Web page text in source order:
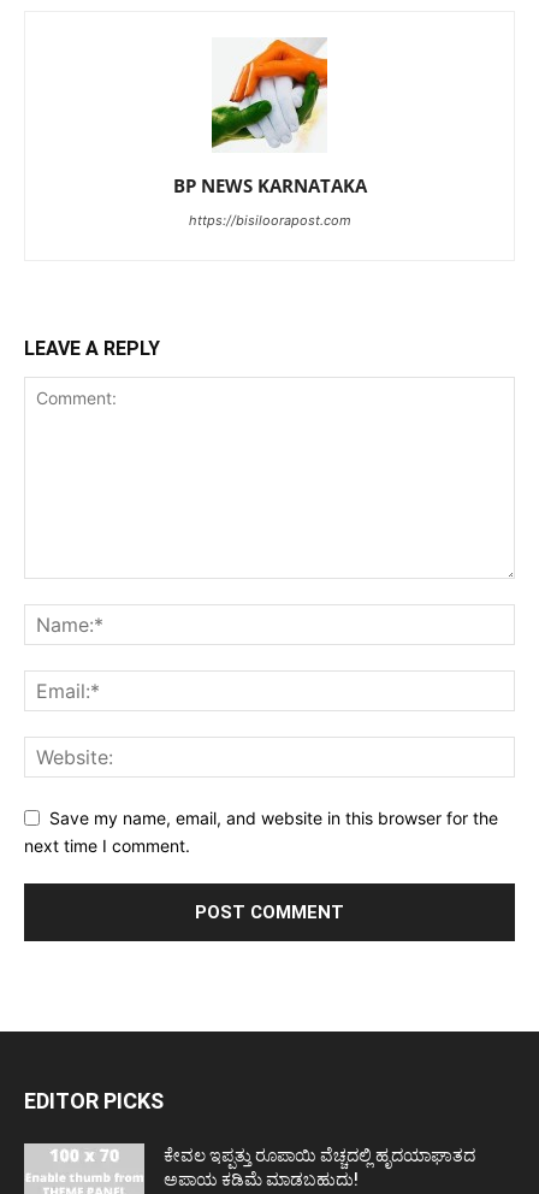
BP NEWS KARNATAKA
https://bisiloorapost.com
LEAVE A REPLY
Save my name, email, and website in this browser for the
next time I comment.
EDITOR PICKS
ಕೇವಲ ಇಪ್ಪತ್ತು ರೂಪಾಯಿ ವೆಚ್ಚದಲ್ಲಿ ಹೃದಯಾಘಾತದ
ಅಪಾಯ ಕಡಿಮೆ ಮಾಡಬಹುದು!